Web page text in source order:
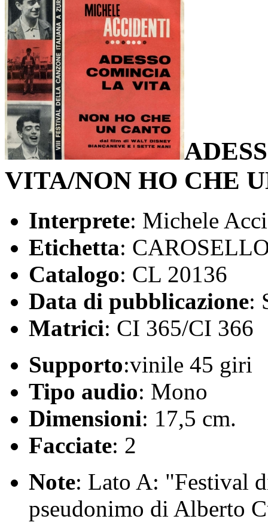
VITA/NON HO CHE
Interprete: Michele
Etichetta:
Catalogo: CL 20136
Data di pubblicazione:
Matrici: CI 365/CI 366
Supporto:vinile 45 giri
Tipo audio: Mono
Dimensioni: 17,5 cm.
Facciate: 2
Note: Lato A: "Festival
pseudonimo di Alberto